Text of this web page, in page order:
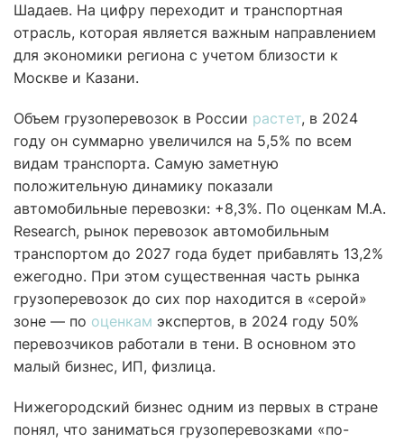
Шадаев. На цифру переходит и транспортная
отрасль, которая является важным направлением
для экономики региона с учетом близости к
Москве и Казани.
Объем грузоперевозок в России растет, в 2024
году он суммарно увеличился на 5,5% по всем
видам транспорта. Самую заметную
положительную динамику показали
автомобильные перевозки: +8,3%. По оценкам M.A.
Research, рынок перевозок автомобильным
транспортом до 2027 года будет прибавлять 13,2%
ежегодно. При этом существенная часть рынка
грузоперевозок до сих пор находится в «серой»
зоне — по оценкам экспертов, в 2024 году 50%
перевозчиков работали в тени. В основном это
малый бизнес, ИП, физлица.
Нижегородский бизнес одним из первых в стране
понял, что заниматься грузоперевозками «по-